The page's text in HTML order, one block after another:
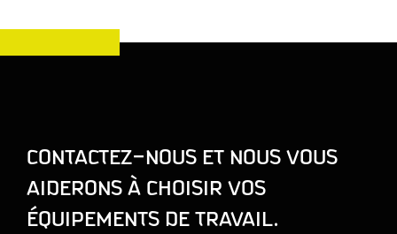
CONTACTEZ-NOUS ET NOUS VOUS
AIDERONS À CHOISIR VOS
ÉQUIPEMENTS DE TRAVAIL.